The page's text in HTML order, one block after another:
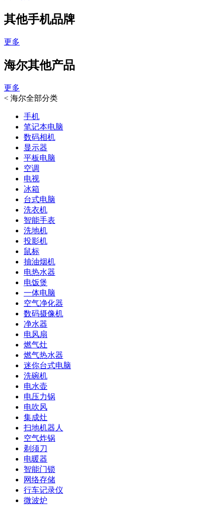
其他手机品牌
更多
海尔其他产品
更多
< 海尔全部分类
手机
笔记本电脑
数码相机
显示器
平板电脑
空调
电视
冰箱
台式电脑
洗衣机
智能手表
洗地机
投影机
鼠标
抽油烟机
电热水器
电饭煲
一体电脑
空气净化器
数码摄像机
净水器
电风扇
燃气灶
燃气热水器
迷你台式电脑
洗碗机
电水壶
电压力锅
电吹风
集成灶
扫地机器人
空气炸锅
剃须刀
电暖器
智能门锁
网络存储
行车记录仪
微波炉